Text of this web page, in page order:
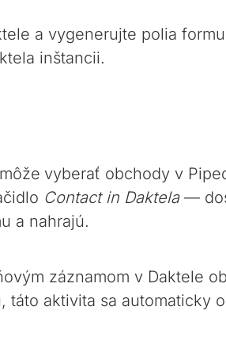
a vygenerujte polia
inštancii.
vyberať obchody v
Contact in Daktela—
a nahrajú.
záznamom v Daktele
aktivita sa automaticky